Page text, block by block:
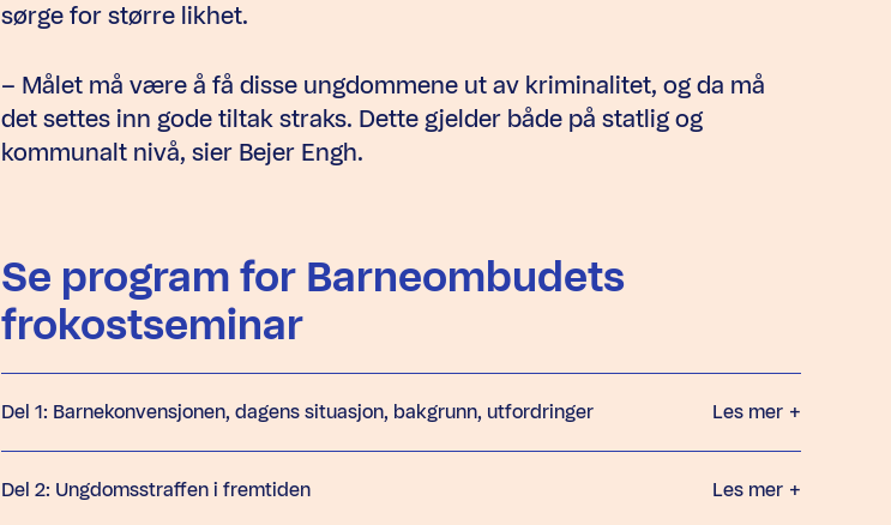
sørge for større likhet.
– Målet må være å få disse ungdommene ut av kriminalitet, og da må
det settes inn gode tiltak straks. Dette gjelder både på statlig og
kommunalt nivå, sier Bejer Engh.
Se program for Barneombudets
frokostseminar
Del 1: Barnekonvensjonen, dagens situasjon, bakgrunn, utfordringer Les mer +
Del 2: Ungdomsstraffen i fremtiden Les mer +